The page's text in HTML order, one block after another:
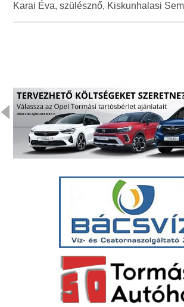
Karai Éva, szülésznő, Kiskunhalasi